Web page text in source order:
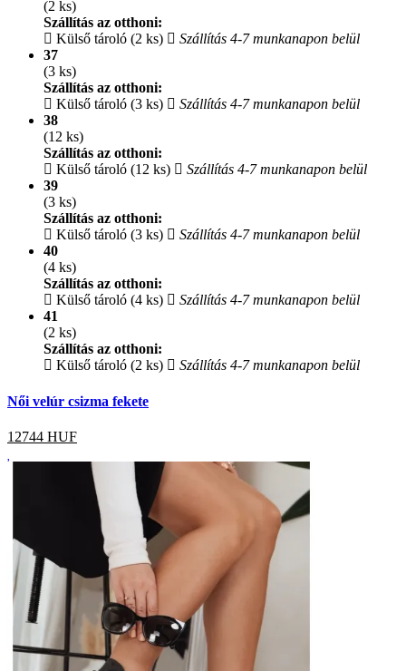
(2 ks)
Szállítás az otthoni:
Külső tároló (2 ks)
Szállítás 4-7 munkanapon belül
37
(3 ks)
Szállítás az otthoni:
Külső tároló (3 ks)
Szállítás 4-7 munkanapon belül
38
(12 ks)
Szállítás az otthoni:
Külső tároló (12 ks)
Szállítás 4-7 munkanapon belül
39
(3 ks)
Szállítás az otthoni:
Külső tároló (3 ks)
Szállítás 4-7 munkanapon belül
40
(4 ks)
Szállítás az otthoni:
Külső tároló (4 ks)
Szállítás 4-7 munkanapon belül
41
(2 ks)
Szállítás az otthoni:
Külső tároló (2 ks)
Szállítás 4-7 munkanapon belül
Női velúr csizma fekete
12744 HUF